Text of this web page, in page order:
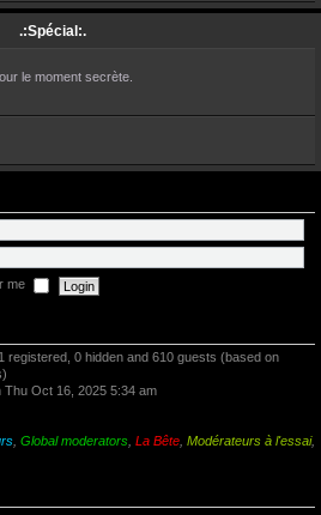
.:Spécial:.
le moment secrète.
me
registered, 0 hidden and 610 guests (based on
Thu Oct 16, 2025 5:34 am
Global moderators La Bête Modérateurs à l'essai,